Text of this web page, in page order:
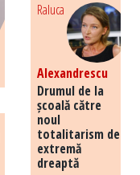
Raluca
Alexandrescu
Drumul de la
școală către
noul
totalitarism de
extremă
dreaptă